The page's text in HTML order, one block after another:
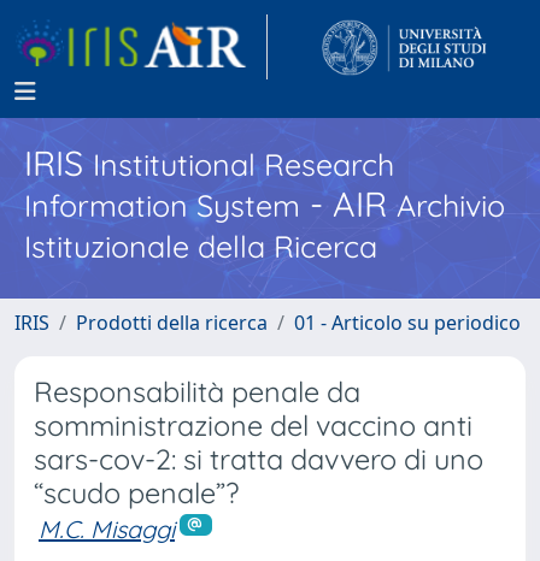
IRISInstitutional Research
Information System - AIR Archivio
Istituzionale della Ricerca
IRIS Prodotti della ricerca 01 - Articolo su periodico
Responsabilità penale da
somministrazione del vaccino anti
sars-cov-2: si tratta davvero di uno
“scudo penale”?
M.C. Misaggi